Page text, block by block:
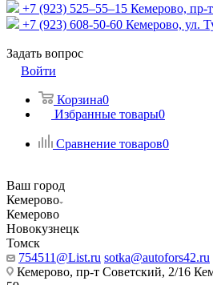
+7 (923) 525–55–15 Кемерово, пр-
+7 (923) 608-50-60 Кемерово, ул.
Задать вопрос
Войти
Корзина0
Избранные товары0
Сравнение товаров0
Ваш город
Кемерово
Кемерово
Новокузнецк
Томск
754511@List.ru sotka@autofors42.ru
Кемерово, пр-т Советский, 2/16